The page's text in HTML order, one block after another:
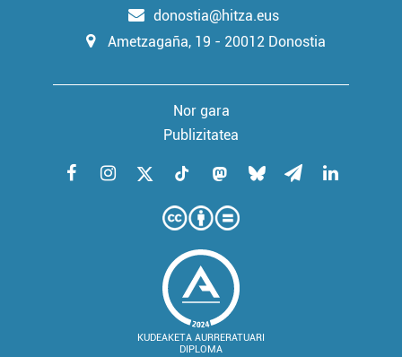
donostia@hitza.eus
Ametzagaña, 19 - 20012 Donostia
Nor gara
Publizitatea
KUDEAKETA AURRERATUARI
DIPLOMA